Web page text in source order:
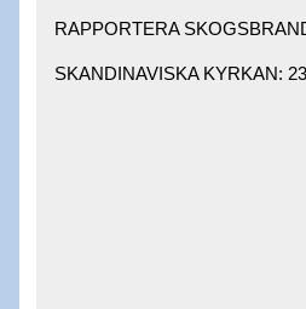
RAPPORTERA
SKANDINAVISKA KYRKAN: